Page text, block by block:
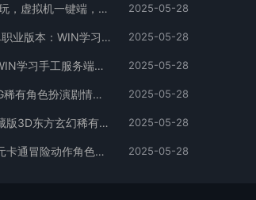
[端游] 刀剑2，亲测WIN10可玩，虚拟机一键端，有视频教程、有GM,完整商城 ，有局域网工具 2025-05-28
《幽冥传奇》手游烈焰战神单职业版本：WIN学习手工服务端通用视频教程，GM物品充值后台，适用于安卓版 2025-05-28
魔龙烈焰商业端：PC页游，WIN学习手工服务端，通用视频教程，GM工具 2025-05-28
妖灵契解密版_Q萌回合制RPG稀有角色扮演剧情闯关手游_Linux服务端_通用视频架设教程及解密工具_GM物品后台_安卓版 2025-05-28
倩女幽魂之妖魔道优化版_典藏版3D东方玄幻稀有角色扮演剧情手游_Win服务端_视频架设教程_GM总运营后台_安卓/苹果iOS双平台 2025-05-28
龙之岛战纪重装优化版_二次元卡通冒险动作角色扮演闯关手游_Win服务端_通用视频架设教程及GM工具_安卓版 2025-05-28